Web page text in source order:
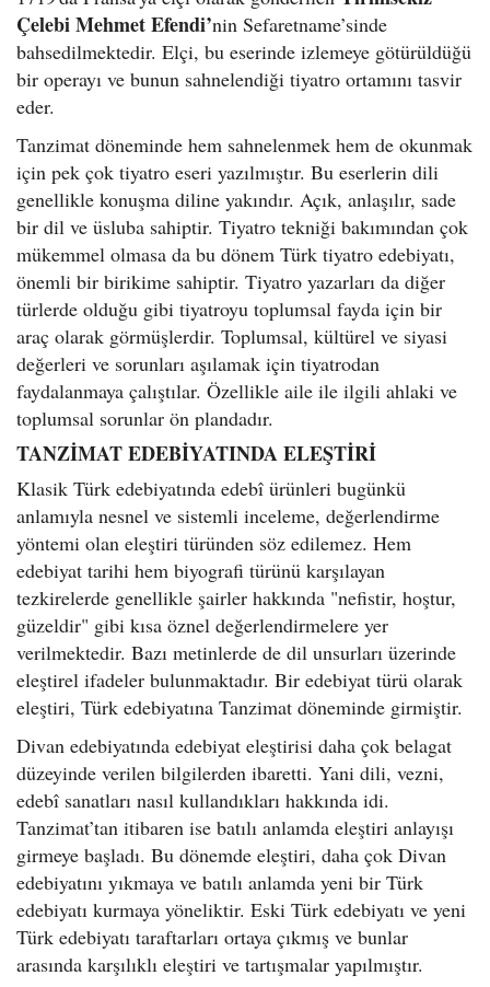
Çelebi Mehmet Efendi’nin Sefaretname’sinde
bahsedilmektedir. Elçi, bu eserinde izlemeye götürüldüğü
bir operayı ve bunun sahnelendiği tiyatro ortamını tasvir
eder.
Tanzimat döneminde hem sahnelenmek hem de okunmak
için pek çok tiyatro eseri yazılmıştır. Bu eserlerin dili
genellikle konuşma diline yakındır. Açık, anlaşılır, sade
bir dil ve üsluba sahiptir. Tiyatro tekniği bakımından çok
mükemmel olmasa da bu dönem Türk tiyatro edebiyatı,
önemli bir birikime sahiptir. Tiyatro yazarları da diğer
türlerde olduğu gibi tiyatroyu toplumsal fayda için bir
araç olarak görmüşlerdir. Toplumsal, kültürel ve siyasi
değerleri ve sorunları aşılamak için tiyatrodan
faydalanmaya çalıştılar. Özellikle aile ile ilgili ahlaki ve
toplumsal sorunlar ön plandadır.
TANZİMAT EDEBİYATINDA ELEŞTİRİ
Klasik Türk edebiyatında edebî ürünleri bugünkü
anlamıyla nesnel ve sistemli inceleme, değerlendirme
yöntemi olan eleştiri türünden söz edilemez. Hem
edebiyat tarihi hem biyografi türünü karşılayan
tezkirelerde genellikle şairler hakkında "nefistir, hoştur,
güzeldir" gibi kısa öznel değerlendirmelere yer
verilmektedir. Bazı metinlerde de dil unsurları üzerinde
eleştirel ifadeler bulunmaktadır. Bir edebiyat türü olarak
eleştiri, Türk edebiyatına Tanzimat döneminde girmiştir.
Divan edebiyatında edebiyat eleştirisi daha çok belagat
düzeyinde verilen bilgilerden ibaretti. Yani dili, vezni,
edebî sanatları nasıl kullandıkları hakkında idi.
Tanzimat’tan itibaren ise batılı anlamda eleştiri anlayışı
girmeye başladı. Bu dönemde eleştiri, daha çok Divan
edebiyatını yıkmaya ve batılı anlamda yeni bir Türk
edebiyatı kurmaya yöneliktir. Eski Türk edebiyatı ve yeni
Türk edebiyatı taraftarları ortaya çıkmış ve bunlar
arasında karşılıklı eleştiri ve tartışmalar yapılmıştır.